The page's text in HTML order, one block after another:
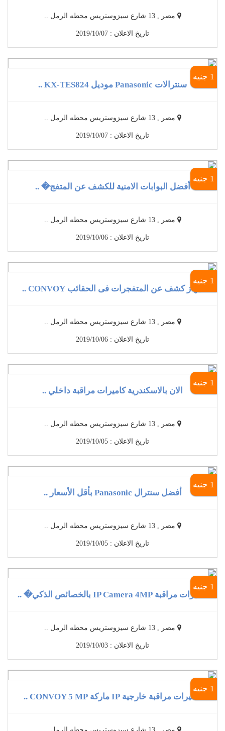
مصر , 13 شارع سيزوستريس محطه الرمل ..
تاريخ الاعلان : 2019/10/07
1 جنيه
سنترالات Panasonic موديل KX-TES824 ..
مصر , 13 شارع سيزوستريس محطه الرمل ..
تاريخ الاعلان : 2019/10/07
1 جنيه
أفضل البوابات الامنية للكشف عن المتفج� ..
مصر , 13 شارع سيزوستريس محطه الرمل ..
تاريخ الاعلان : 2019/10/06
1 جنيه
جهاز كشف عن المتفجرات فى الحقائب CONVOY ..
مصر , 13 شارع سيزوستريس محطه الرمل ..
تاريخ الاعلان : 2019/10/06
1 جنيه
الان بالاسكندرية كاميرات مراقبة داخلي ..
مصر , 13 شارع سيزوستريس محطه الرمل ..
تاريخ الاعلان : 2019/10/05
1 جنيه
أفضل سنترال Panasonic بأقل الأسعار ..
مصر , 13 شارع سيزوستريس محطه الرمل ..
تاريخ الاعلان : 2019/10/05
1 جنيه
كاميرات مراقبة IP Camera 4MP بالخصائص الذكي� ..
مصر , 13 شارع سيزوستريس محطه الرمل ..
تاريخ الاعلان : 2019/10/03
1 جنيه
كاميرات مراقبة خارجية IP ماركة CONVOY 5 MP ..